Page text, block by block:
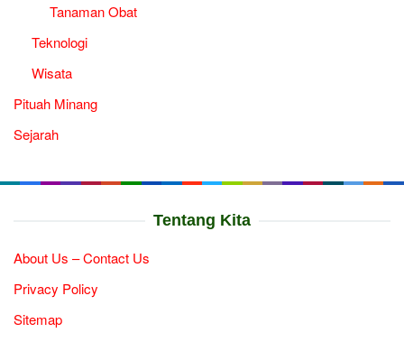
Tanaman Obat
Teknologi
Wisata
Pituah Minang
Sejarah
Tentang Kita
About Us – Contact Us
Privacy Policy
Sitemap